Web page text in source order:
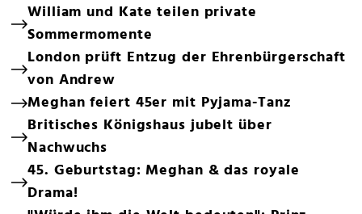
William und Kate teilen private
Sommermomente
London prüft Entzug der Ehrenbürgerschaft
von Andrew
Meghan feiert 45er mit Pyjama-Tanz
Britisches Königshaus jubelt über
Nachwuchs
45. Geburtstag: Meghan & das royale
Drama!